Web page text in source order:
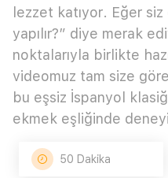
lezzet katıyor. Eğer siz
yapılır?” diye merak
noktalarıyla birlikte
videomuz tam size
bu eşsiz İspanyol
ekmek eşliğinde
50 Dakika